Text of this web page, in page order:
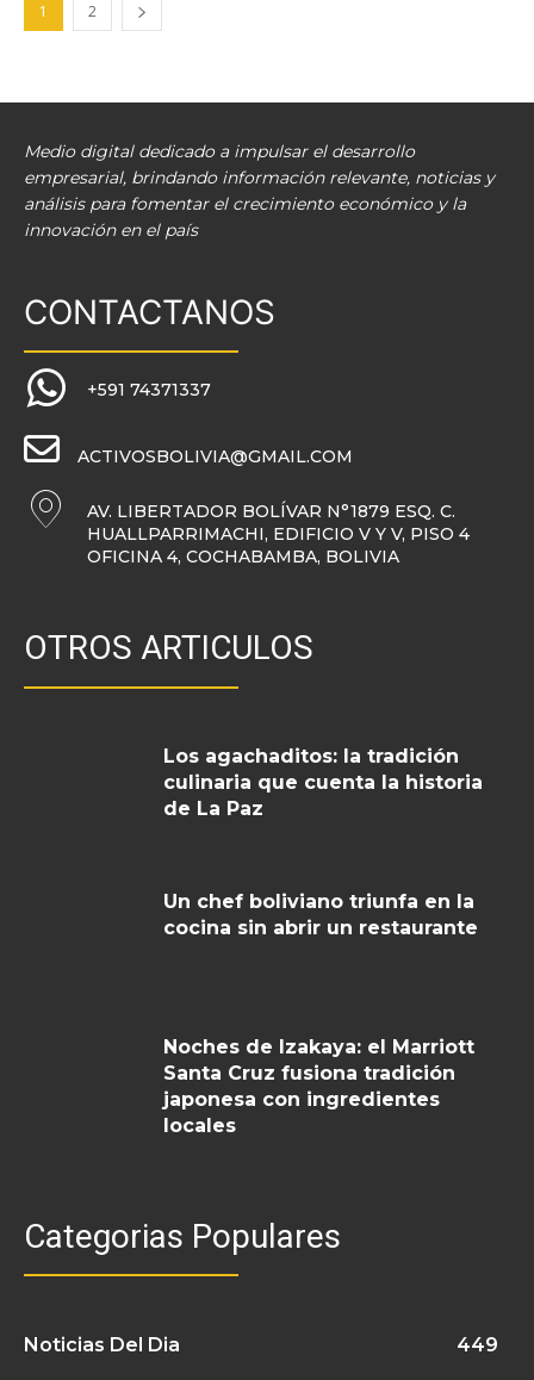
1 2
Medio digital dedicado a impulsar el desarrollo
empresarial, brindando información relevante, noticias y
análisis para fomentar el crecimiento económico y la
innovación en el país
CONTACTANOS
+591 74371337
ACTIVOSBOLIVIA@GMAIL.COM
AV. LIBERTADOR BOLÍVAR N°1879 ESQ. C.
HUALLPARRIMACHI, EDIFICIO V Y V, PISO 4
OFICINA 4, COCHABAMBA, BOLIVIA
OTROS ARTICULOS
Los agachaditos: la tradición
culinaria que cuenta la historia
de La Paz
Un chef boliviano triunfa en la
cocina sin abrir un restaurante
Noches de Izakaya: el Marriott
Santa Cruz fusiona tradición
japonesa con ingredientes
locales
Categorias Populares
Noticias Del Dia 449